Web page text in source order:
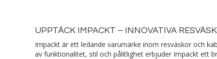
UPPTÄCK IMPACKT – INNOVATIVA
Impackt är ett ledande varumärke inom resväskor och
av funktionalitet, stil och pålitlighet erbjuder Impackt ett